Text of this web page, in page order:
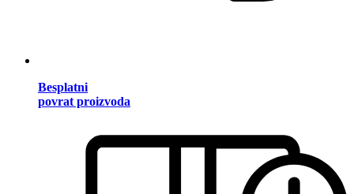
Besplatni
povrat proizvoda